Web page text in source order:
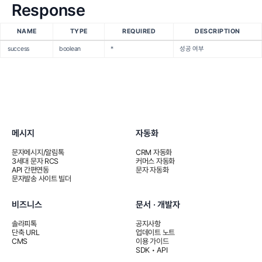
Response
NAME TYPE REQUIRED DESCRIPTION
success boolean * 성공 여부
메시지
문자메시지/알림톡
3세대 문자 RCS
API 간편연동
문자발송 사이트 빌더
자동화
CRM 자동화
커머스 자동화
문자 자동화
비즈니스
솔라피톡
단축 URL
CMS
문서 · 개발자
공지사항
업데이트 노트
이용 가이드
SDK • API